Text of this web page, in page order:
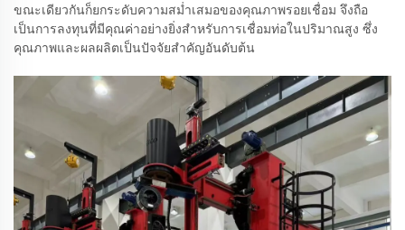
ขณะเดียวกันก็ยกระดับความสม่ำเสมอของคุณภาพรอยเชื่อม จึงถือ
เป็นการลงทุนที่มีคุณค่าอย่างยิ่งสำหรับการเชื่อมท่อในปริมาณสูง ซึ่ง
คุณภาพและผลผลิตเป็นปัจจัยสำคัญอันดับต้น